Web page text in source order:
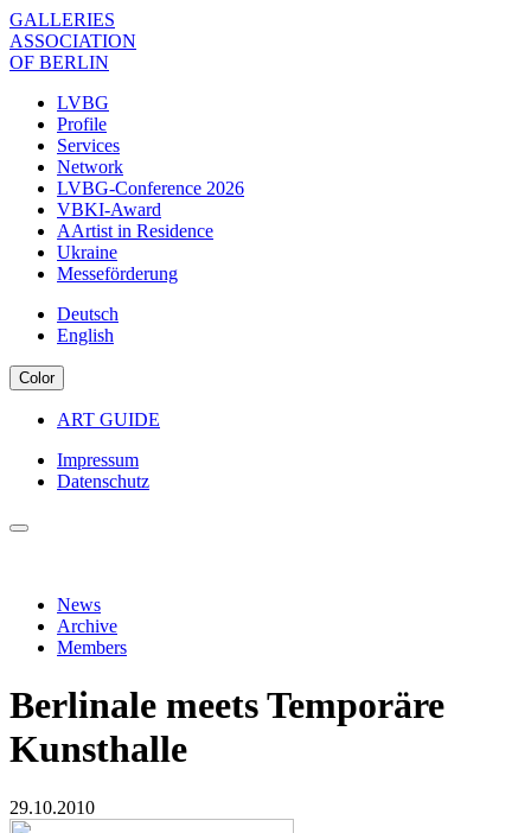
Skip
to
main
GALLERIES
ASSOCIATION
OF BERLIN
Menu
Association
EN
LVBG
Profile
Services
Network
LVBG-Conference 2026
VBKI-Award
AArtist in Residence
Ukraine
Messeförderung
Deutsch
English
Color
Navigation
Meta
ART GUIDE
Navigation
Footer
Impressum
Datenschutz
Menu
Association
EN
2nd
Level
News
Archive
Members
Berlinale meets Temporäre
Kunsthalle
29.10.2010